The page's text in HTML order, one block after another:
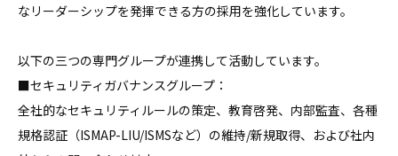
なリーダーシップを発揮できる方の採用を強化しています。
以下の三つの専門グループが連携して活動しています。
■セキュリティガバナンスグループ：
全社的なセキュリティルールの策定、教育啓発、内部監査、各種
規格認証（ISMAP-LIU/ISMSなど）の維持/新規取得、および社内